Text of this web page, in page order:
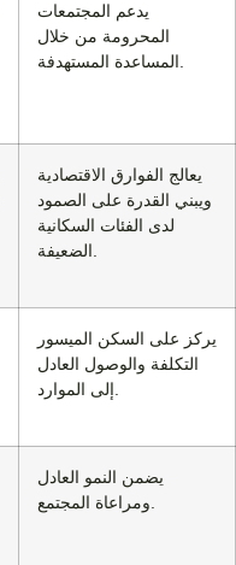
يدعم المجتمعات
المحرومة من خلال
المساعدة المستهدفة.
يعالج الفوارق الاقتصادية
ويبني القدرة على الصمود
لدى الفئات السكانية
الضعيفة.
يركز على السكن الميسور
التكلفة والوصول العادل
إلى الموارد.
يضمن النمو العادل
ومراعاة المجتمع.